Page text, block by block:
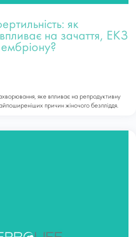
як
на зачаття, ЕКЗ
яке впливає на репродуктивну
причин жіночого безпліддя.